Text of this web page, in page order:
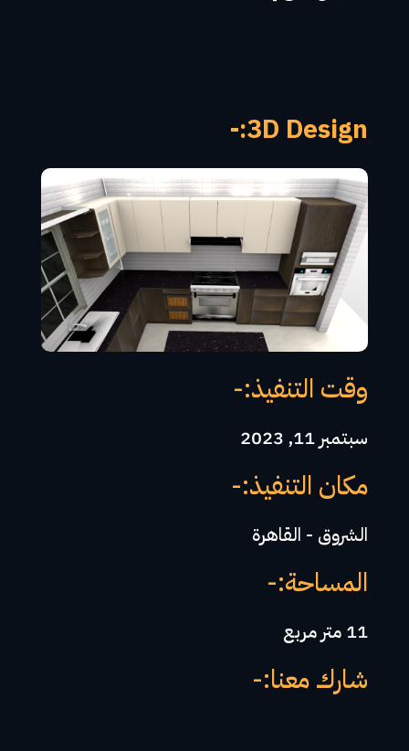
3D Design:-
وقت التنفيذ:-
سبتمبر 11, 2023
مكان التنفيذ:-
الشروق - القاهرة
المساحة:-
11 متر مربع
شارك معنا:-